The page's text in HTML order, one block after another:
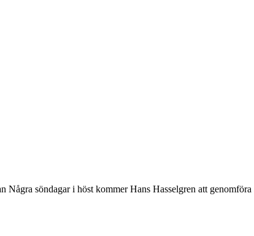
Några söndagar i höst kommer Hans Hasselgren att